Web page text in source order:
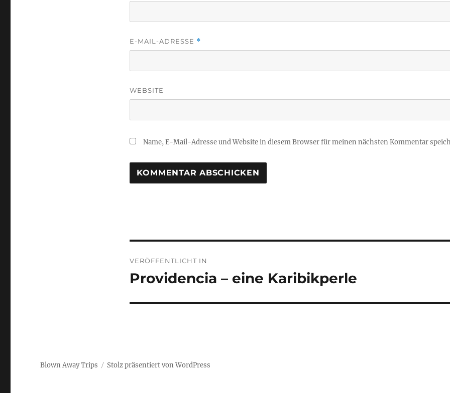
E-MAIL-ADRESSE *
WEBSITE
Name, E-Mail-Adresse und Website in diesem Browser für meinen nächsten Kommentar
VERÖFFENTLICHT IN
Providencia – eine Karibikperle
Blown Away Trips Stolz präsentiert von WordPress